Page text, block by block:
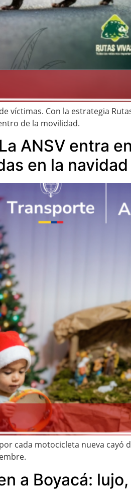
víctimas. Con la estrategia
de la movilidad.
ANSV entra
en la navidad
cada motocicleta nueva cayó
a Boyacá: